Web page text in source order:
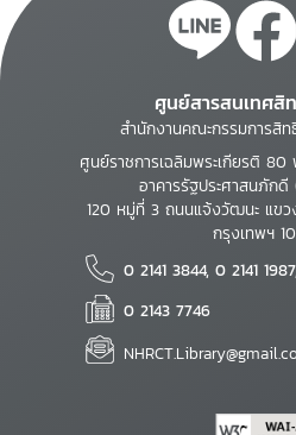
ศูนย์สารสนเทศสิ
สำนักงานคณะกรรมการสิ
ศูนย์ราชการเฉลิมพระเกียรติ
อาคารรัฐประศาสนภัก
120 หมู่ที่ 3 ถนนแจ้งวัฒนะ แข
กรุงเทพฯ
0 2141 3844, 0 2141
0 2143 7746